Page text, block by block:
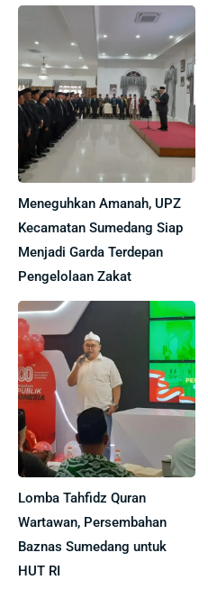
Meneguhkan Amanah, UPZ
Kecamatan Sumedang Siap
Menjadi Garda Terdepan
Pengelolaan Zakat
Lomba Tahfidz Quran
Wartawan, Persembahan
Baznas Sumedang untuk
HUT RI